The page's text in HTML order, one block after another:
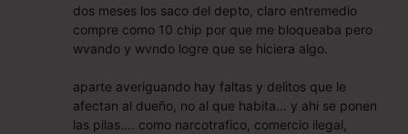
dos meses los saco del depto, claro entremedio
compre como 10 chip por que me bloqueaba pero
wvando y wvndo logre que se hiciera algo.
aparte averiguando hay faltas y delitos que le
afectan al dueño, no al que habita… y ahi se ponen
las pilas…. como narcotrafico, comercio ilegal,